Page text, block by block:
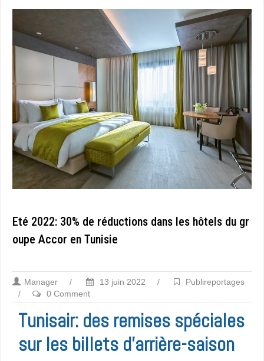
Eté 2022: 30% de réductions dans les hôtels du gr
oupe Accor en Tunisie
Manager / 13 juin 2022 /
Publireportages
/
0 Comment
Tunisair: des remises spéciales
sur les billets d’arrière-saison